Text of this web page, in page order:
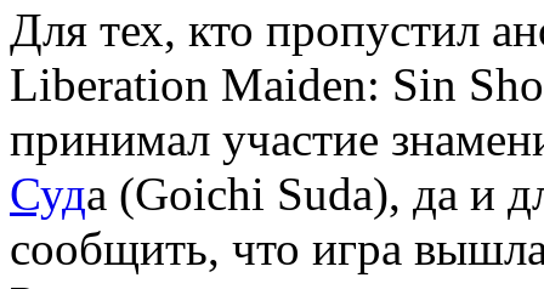
Для тех, кто пропустил
Liberation Maiden: Sin
принимал участие
Суда (Goichi Suda), да и
сообщить, что игра